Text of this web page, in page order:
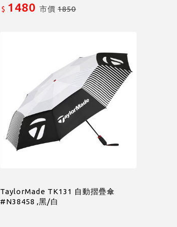
$ 1480 市價1850
TaylorMade TK131 自動摺疊傘
#N38458 ,黑/白